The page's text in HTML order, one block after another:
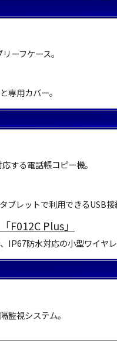
ーフケース。
専用カバー。
する電話帳コピー機。
レットで利用できるUSB接
F012C Plus」
IP67防水対応の小型ワイヤレ
監視システム。